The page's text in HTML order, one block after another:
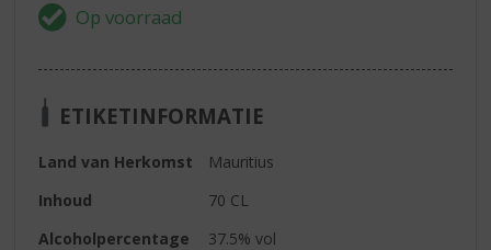
ETIKETINFORMATIE
Land van Herkomst
Mauritius
Inhoud
70 CL
Alcoholpercentage
37.5% vol